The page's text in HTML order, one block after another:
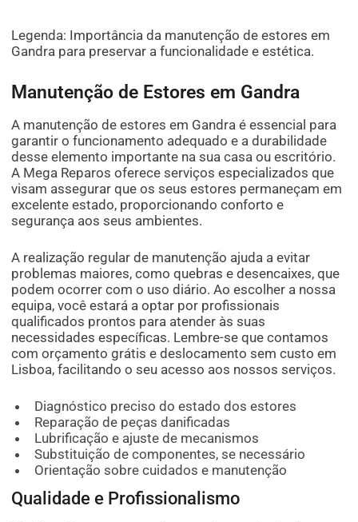
Legenda: Importância da manutenção de estores em
Gandra para preservar a funcionalidade e estética.
Manutenção de Estores em Gandra
A manutenção de estores em Gandra é essencial para
garantir o funcionamento adequado e a durabilidade
desse elemento importante na sua casa ou escritório.
A Mega Reparos oferece serviços especializados que
visam assegurar que os seus estores permaneçam em
excelente estado, proporcionando conforto e
segurança aos seus ambientes.
A realização regular de manutenção ajuda a evitar
problemas maiores, como quebras e desencaixes, que
podem ocorrer com o uso diário. Ao escolher a nossa
equipa, você estará a optar por profissionais
qualificados prontos para atender às suas
necessidades específicas. Lembre-se que contamos
com orçamento grátis e deslocamento sem custo em
Lisboa, facilitando o seu acesso aos nossos serviços.
Diagnóstico preciso do estado dos estores
Reparação de peças danificadas
Lubrificação e ajuste de mecanismos
Substituição de componentes, se necessário
Orientação sobre cuidados e manutenção
Qualidade e Profissionalismo